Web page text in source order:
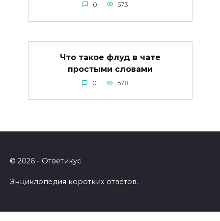
0 573
Что такое флуд в чате
простыми словами
0 578
© 2026 - Ответикус
Энциклопедия коротких ответов.